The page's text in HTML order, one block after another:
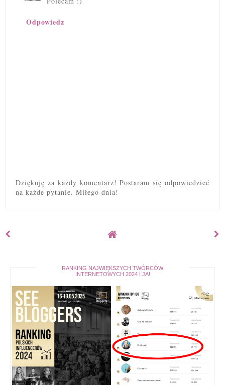
Odpowiedz
Dziękuję za każdy komentarz! Postaram się odpowiedzieć
na każde pytanie. Miłego dnia!
RANKING NAJWIĘKSZYCH TWÓRCÓW
INTERNETOWYCH 2024 I JA!